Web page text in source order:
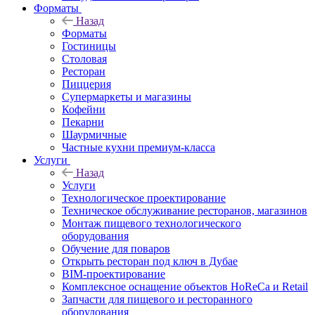
Форматы
Назад
Форматы
Гостиницы
Столовая
Ресторан
Пиццерия
Супермаркеты и магазины
Кофейни
Пекарни
Шаурмичные
Частные кухни премиум-класса
Услуги
Назад
Услуги
Технологическое проектирование
Техническое обслуживание ресторанов, магазинов
Монтаж пищевого технологического
оборудования
Обучение для поваров
Открыть ресторан под ключ в Дубае
BIM-проектирование
Комплексное оснащение объектов HoReCa и Retail
Запчасти для пищевого и ресторанного
оборудования